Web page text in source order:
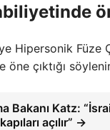
Hipersonik Füze
çıktığı
Bakanı Katz:
açılır” →